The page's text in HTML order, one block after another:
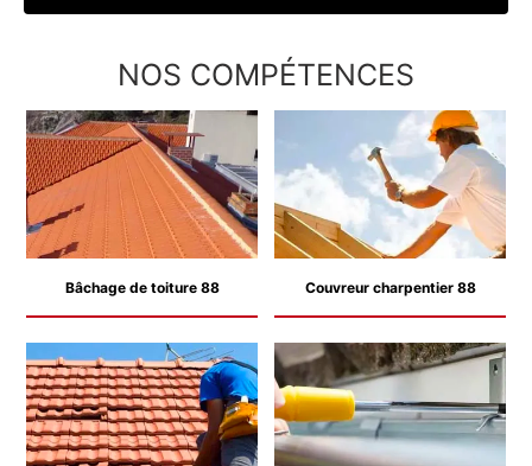
NOS COMPÉTENCES
Bâchage de toiture 88 Couvreur charpentier 88